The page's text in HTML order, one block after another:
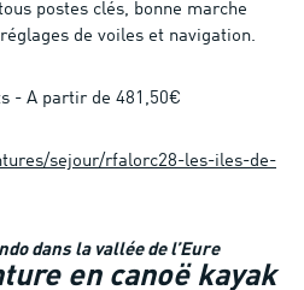
postes clés, bonne marche
de voiles et navigation.
- A partir de 481,50€
sejour/rfalorc28-les-iles-de-
dans la vallée de l’Eure
en canoë kayak